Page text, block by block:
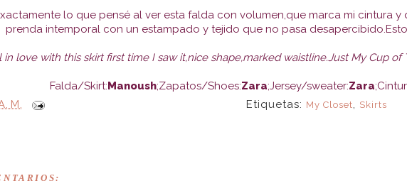
lo que pensé al ver esta falda con volumen,que marca mi cintura y
prenda intemporal con un estampado y tejido que no pasa desapercibido.Esto
in love with this skirt first time I saw it,nice shape,marked waistline.Just My Cup of
Falda/Skirt:Manoush;Zapatos/Shoes:Zara;Jersey/sweater:Zara
M. Etiquetas: My Closet, Skirts